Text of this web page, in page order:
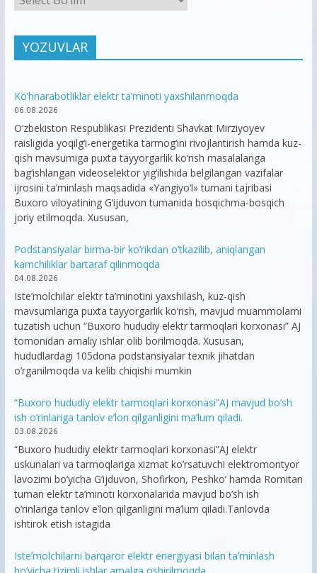
YOZUVLAR
Ko’hnarabotliklar elektr ta’minoti yaxshilanmoqda
06.08.2026
O‘zbekiston Respublikasi Prezidenti Shavkat Mirziyoyev
raisligida yoqilg‘i-energetika tarmog‘ini rivojlantirish hamda kuz-
qish mavsumiga puxta tayyorgarlik ko‘rish masalalariga
bag‘ishlangan videoselektor yig‘ilishida belgilangan vazifalar
ijrosini ta’minlash maqsadida «Yangiyo‘l» tumani tajribasi
Buxoro viloyatining G‘ijduvon tumanida bosqichma-bosqich
joriy etilmoqda. Xususan,
Podstansiyalar birma-bir ko’rikdan o’tkazilib, aniqlangan
kamchiliklar bartaraf qilinmoqda
04.08.2026
Iste’molchilar elektr ta’minotini yaxshilash, kuz-qish
mavsumlariga puxta tayyorgarlik ko‘rish, mavjud muammolarni
tuzatish uchun “Buxoro hududiy elektr tarmoqlari korxonasi” AJ
tomonidan amaliy ishlar olib borilmoqda. Xususan,
hududlardagi 105dona podstansiyalar texnik jihatdan
o’rganilmoqda va kelib chiqishi mumkin
“Buxoro hududiy elektr tarmoqlari korxonasi”AJ mavjud bo’sh
ish o’rinlariga tanlov e’lon qilganligini ma’lum qiladi.
03.08.2026
“Buxoro hududiy elektr tarmoqlari korxonasi”AJ elektr
uskunalari va tarmoqlariga xizmat ko’rsatuvchi elektromontyor
lavozimi bo’yicha G’ijduvon, Shofirkon, Peshko’ hamda Romitan
tuman elektr ta’minoti korxonalarida mavjud bo’sh ish
o’rinlariga tanlov e’lon qilganligini ma’lum qiladi.Tanlovda
ishtirok etish istagida
Isteʼmolchilarni barqaror elektr energiyasi bilan taʼminlash
bo‘yicha tizimli ishlar amalga oshirilmoqda.